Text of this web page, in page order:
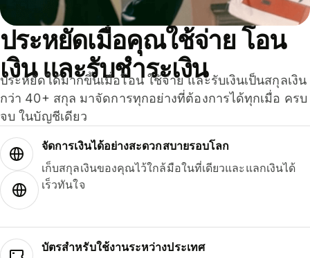
ประหยัดเมื่อคุณใช้จ่าย โอน
เงิน และรับชำระเงิน
ประหยัดได้มากขึ้นเมื่อโอน ใช้จ่าย และรับเงินเป็นสกุลเงิน
กว่า 40+ สกุล มาจัดการทุกอย่างที่ต้องการได้ทุกเมื่อ ครบ
จบ ในบัญชีเดียว
จัดการเงินได้อย่างสะดวกสบายรอบโลก
เก็บสกุลเงินของคุณไว้ใกล้มือในที่เดียวและแลกเงินได้
เร็วทันใจ
บัตรสำหรับใช้งานระหว่างประเทศ